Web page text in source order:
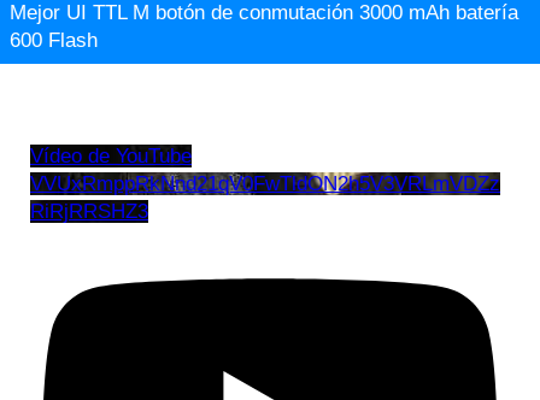
Mejor UI TTL M botón de conmutación 3000 mAh batería
600 Flash
Vídeo de YouTube
VVUxRmppRkNnd21qV0FwTldON2h5V3VRLmVDZz
RiRjRRSHZ3